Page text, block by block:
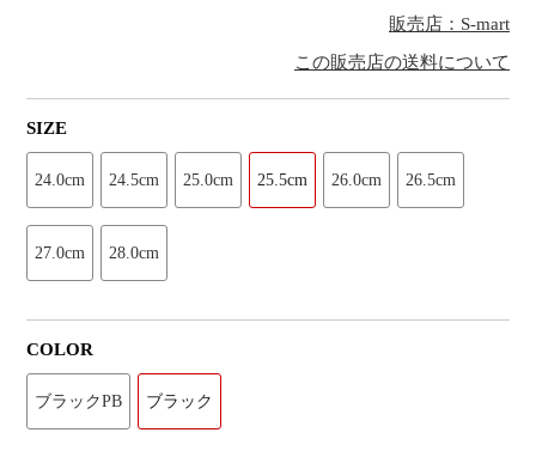
販売店：S-mart
この販売店の送料について
SIZE
24.0cm 24.5cm 25.0cm 25.5cm 26.0cm 26.5cm
27.0cm 28.0cm
COLOR
ブラックPB ブラック